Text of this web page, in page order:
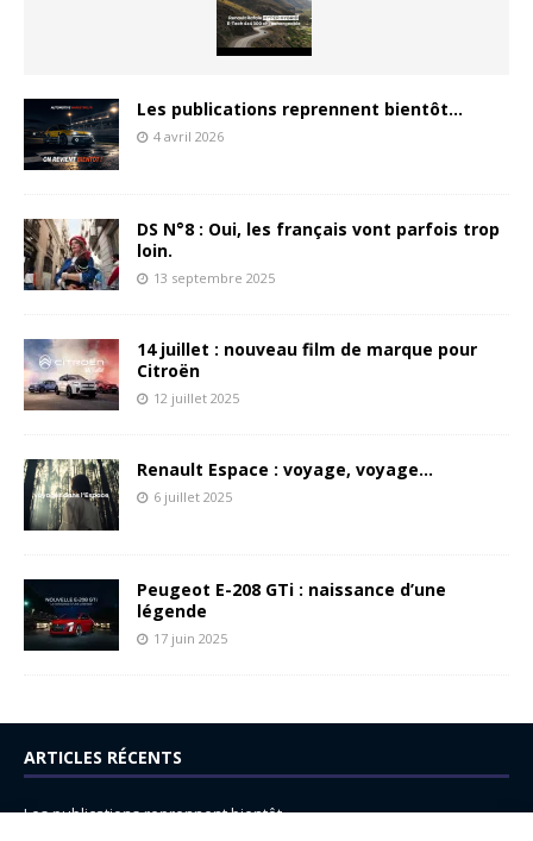
Les publications reprennent bientôt…
4 avril 2026
DS N°8 : Oui, les français vont parfois trop
loin.
13 septembre 2025
14 juillet : nouveau film de marque pour
Citroën
12 juillet 2025
Renault Espace : voyage, voyage…
6 juillet 2025
Peugeot E-208 GTi : naissance d’une
légende
17 juin 2025
ARTICLES RÉCENTS
Les publications reprennent bientôt…